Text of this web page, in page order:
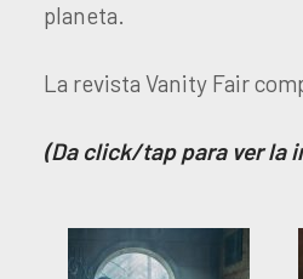
planeta.
La revista Vanity Fair
(Da click/tap para ver la